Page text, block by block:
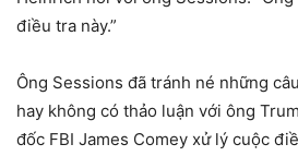
điều tra này.”
Ông Sessions đã tránh né những
hay không có thảo luận với ông
đốc FBI James Comey xử lý cuộc